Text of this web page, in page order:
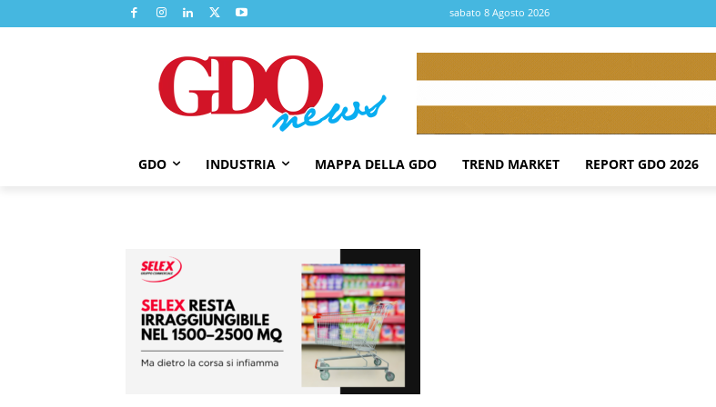
sabato 8 Agosto 2026
GDO INDUSTRIA MAPPA DELLA GDO TREND MARKET REPORT GDO 2026